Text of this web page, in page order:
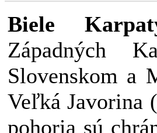
Biele
Západných
Slovenskom a
Veľká Javorina
pohoria sú